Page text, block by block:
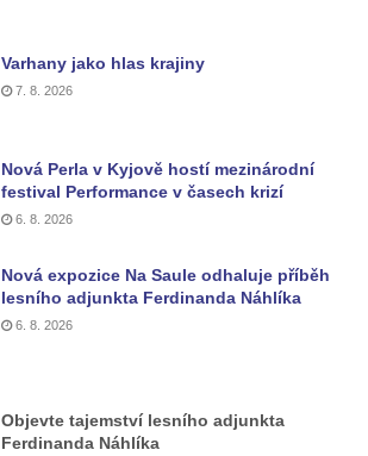
Varhany jako hlas krajiny
7. 8. 2026
Nová Perla v Kyjově hostí mezinárodní
festival Performance v časech krizí
6. 8. 2026
Nová expozice Na Saule odhaluje příběh
lesního adjunkta Ferdinanda Náhlíka
6. 8. 2026
Objevte tajemství lesního adjunkta
Ferdinanda Náhlíka